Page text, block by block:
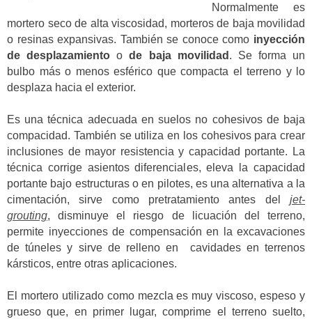
Normalmente es
mortero seco de alta viscosidad, morteros de baja movilidad
o resinas expansivas. También se conoce como inyección
de desplazamiento ode baja movilidad . Se forma un
bulbo más o menos esférico que compacta el terreno y lo
desplaza hacia el exterior.
Es una técnica adecuada en suelos no cohesivos de baja
compacidad. También se utiliza en los cohesivos para crear
inclusiones de mayor resistencia y capacidad portante. La
técnica corrige asientos diferenciales, eleva la capacidad
portante bajo estructuras o en pilotes, es una alternativa a la
cimentación, sirve como pretratamiento antes del jet-
grouting, disminuye el riesgo de licuación del terreno,
permite inyecciones de compensación en la excavaciones
de túneles y sirve de relleno en cavidades en terrenos
kársticos, entre otras aplicaciones.
El mortero utilizado como mezcla es muy viscoso, espeso y
grueso que, en primer lugar, comprime el terreno suelto,